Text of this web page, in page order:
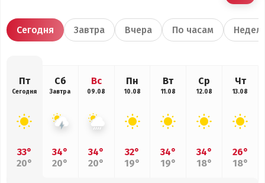
Сегодня Завтра Вчера По часам
Пт
Сегодня
33°
20°
Сб
Завтра
34°
20°
Вс
09.08
34°
20°
Пн
10.08
32°
19°
Вт
11.08
34°
19°
Ср
12.08
34°
18°
Чт
13.08
26°
18°